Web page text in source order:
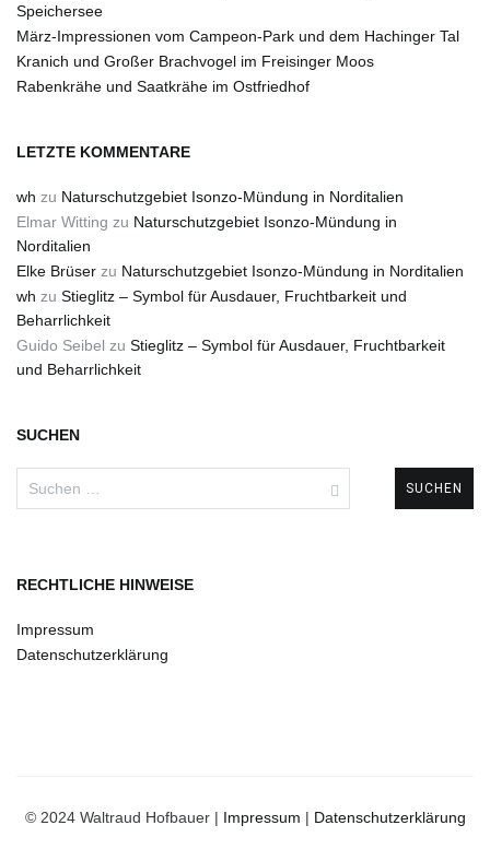
Speichersee
März-Impressionen vom Campeon-Park und dem Hachinger Tal
Kranich und Großer Brachvogel im Freisinger Moos
Rabenkrähe und Saatkrähe im Ostfriedhof
LETZTE KOMMENTARE
wh zu Naturschutzgebiet Isonzo-Mündung in Norditalien
Elmar Witting zu Naturschutzgebiet Isonzo-Mündung in
Norditalien
Elke Brüser zu Naturschutzgebiet Isonzo-Mündung in Norditalien
wh zu Stieglitz – Symbol für Ausdauer, Fruchtbarkeit und
Beharrlichkeit
Guido Seibel zu Stieglitz – Symbol für Ausdauer, Fruchtbarkeit
und Beharrlichkeit
SUCHEN
RECHTLICHE HINWEISE
Impressum
Datenschutzerklärung
© 2024 Waltraud Hofbauer | Impressum | Datenschutzerklärung